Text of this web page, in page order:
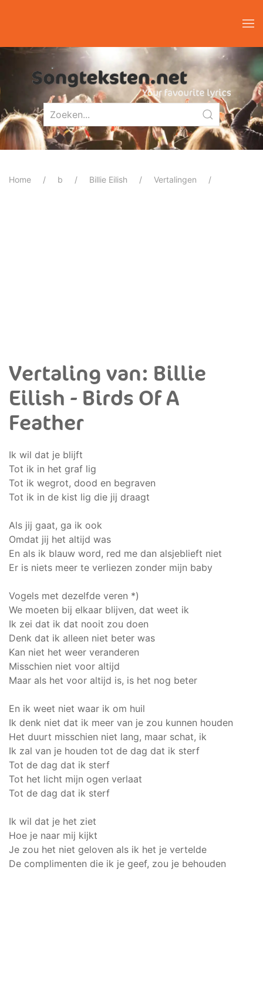
Home b Billie Eilish Vertalingen
Vertaling van: Billie
Eilish - Birds Of A
Feather
Ik wil dat je blijft
Tot ik in het graf lig
Tot ik wegrot, dood en begraven
Tot ik in de kist lig die jij draagt
Als jij gaat, ga ik ook
Omdat jij het altijd was
En als ik blauw word, red me dan alsjeblieft niet
Er is niets meer te verliezen zonder mijn baby
Vogels met dezelfde veren *)
We moeten bij elkaar blijven, dat weet ik
Ik zei dat ik dat nooit zou doen
Denk dat ik alleen niet beter was
Kan niet het weer veranderen
Misschien niet voor altijd
Maar als het voor altijd is, is het nog beter
En ik weet niet waar ik om huil
Ik denk niet dat ik meer van je zou kunnen houden
Het duurt misschien niet lang, maar schat, ik
Ik zal van je houden tot de dag dat ik sterf
Tot de dag dat ik sterf
Tot het licht mijn ogen verlaat
Tot de dag dat ik sterf
Ik wil dat je het ziet
Hoe je naar mij kijkt
Je zou het niet geloven als ik het je vertelde
De complimenten die ik je geef, zou je behouden